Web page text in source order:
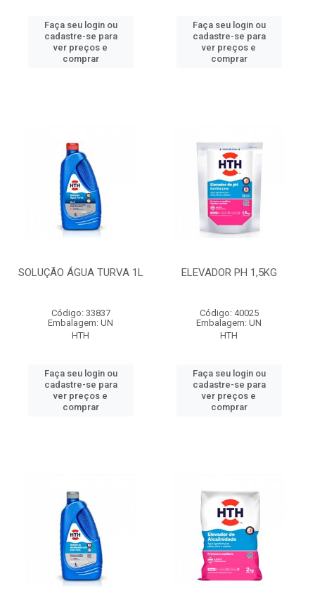
Faça seu login ou
cadastre-se para
ver preços e
comprar
Faça seu login ou
cadastre-se para
ver preços e
comprar
SOLUÇÃO ÁGUA TURVA 1L
Código: 33837
Embalagem: UN
HTH
Faça seu login ou
cadastre-se para
ver preços e
comprar
ELEVADOR PH 1,5KG
Código: 40025
Embalagem: UN
HTH
Faça seu login ou
cadastre-se para
ver preços e
comprar